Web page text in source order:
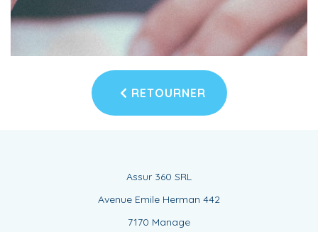
RETOURNER
Assur 360 SRL
Avenue Emile Herman 442
7170 Manage